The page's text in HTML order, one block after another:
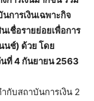
การเงินเฉพาะกิจ
ชื่อรายย่อยเพื่อการ
นช์) ด้วย โดย
ที่ 4 กันยายน 2563
กับสถาบันการเงิน 2